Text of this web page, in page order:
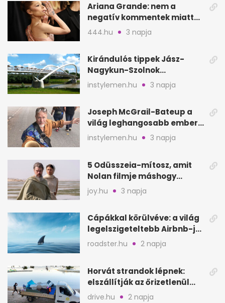
Ariana Grande: nem a
negatív kommentek miatt
vonul vissza
444.hu 3 napja
Kirándulós tippek Jász-
Nagykun-Szolnok
megyében: 6 kihagyhatatlan
hely
instylemen.hu 3 napja
Joseph McGrail-Bateup a
világ leghangosabb embere
lett Ausztráliából
instylemen.hu 3 napja
5 Odüsszeia-mítosz, amit
Nolan filmje máshogy
mutat, mint Homérosz
joy.hu 3 napja
Cápákkal körülvéve: a világ
legelszigeteltebb Airbnb-je
a nyílt tengeren
roadster.hu 2 napja
Horvát strandok lépnek:
elszállítják az őrizetlenül
hagyott törölközőket
drive.hu 2 napja